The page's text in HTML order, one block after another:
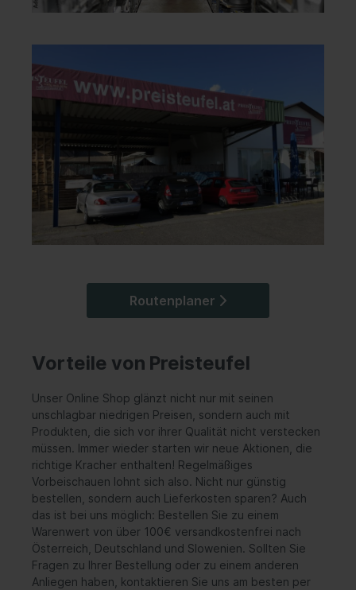
Routenplaner
Vorteile von Preisteufel
Unser Online Shop glänzt nicht nur mit seinen
unschlagbar niedrigen Preisen, sondern auch mit
Produkten, die sich vor ihrer Qualität nicht verstecken
müssen. Immer wieder starten wir neue Aktionen, die
richtige Kracher enthalten! Regelmäßiges
Vorbeischauen lohnt sich also. Nicht nur günstig
bestellen, sondern auch Lieferkosten sparen? Auch
das ist bei uns möglich: Bestellen Sie zu einem
Warenwert von über 100€ versandkostenfrei nach
Österreich, Deutschland und Slowenien. Sollten Sie
Fragen zu Ihrer Bestellung oder zu einem anderen
Anliegen haben, kontaktieren Sie uns am besten per